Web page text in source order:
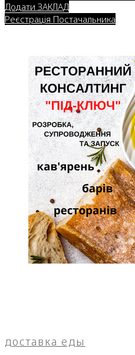
Додати ЗАКЛАД
Реєстрація Постачальника
доставка еды